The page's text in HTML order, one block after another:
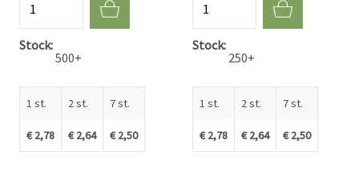
Stock
500+
1 st.
€ 2,78
2 st.
€ 2,64
7 st.
€ 2,50
Stock
250+
1 st.
€ 2,78
2 st.
€ 2,64
7 st.
€ 2,50